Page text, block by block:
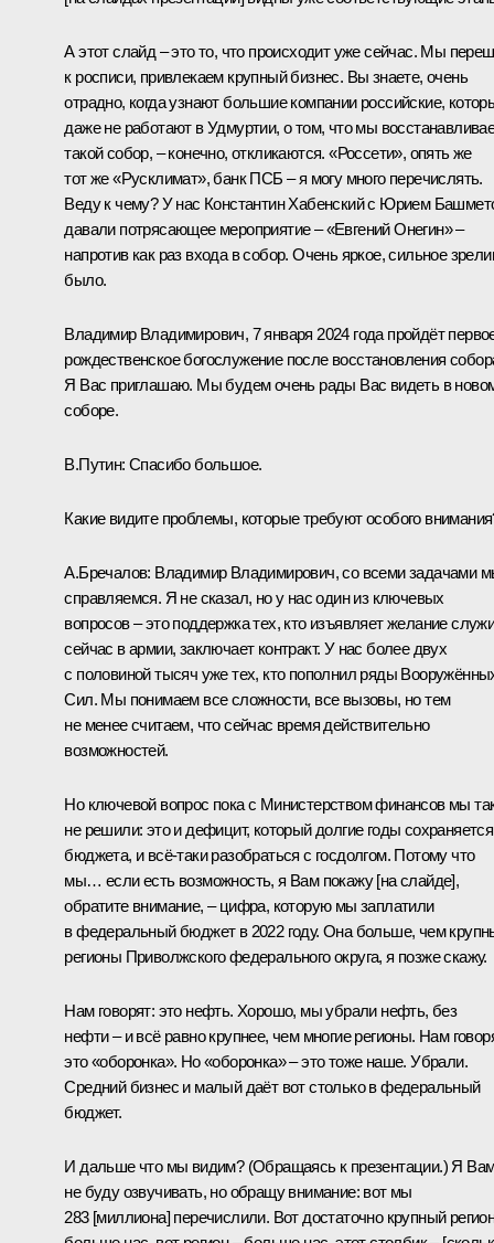
А этот слайд – это то, что происходит уже сейчас. Мы
к росписи, привлекаем крупный бизнес. Вы знаете, очень
отрадно, когда узнают большие компании российские,
даже не работают в Удмуртии, о том, что мы
такой собор, – конечно, откликаются. «Россети», опять же
тот же «Русклимат», банк ПСБ – я могу много перечислять.
Веду к чему? У нас Константин Хабенский с Юрием
давали потрясающее мероприятие – «Евгений Онегин» –
напротив как раз входа в собор. Очень яркое, сильное
было.
Владимир Владимирович, 7 января 2024 года пройдёт
рождественское богослужение после восстановления
Я Вас приглашаю. Мы будем очень рады Вас видеть в
соборе.
В.Путин: Спасибо большое.
Какие видите проблемы, которые требуют особого
А.Бречалов: Владимир Владимирович, со всеми задачами
справляемся. Я не сказал, но у нас один из ключевых
вопросов – это поддержка тех, кто изъявляет желание
сейчас в армии, заключает контракт. У нас более двух
с половиной тысяч уже тех, кто пополнил ряды
Сил. Мы понимаем все сложности, все вызовы, но тем
не менее считаем, что сейчас время действительно
возможностей.
Но ключевой вопрос пока с Министерством финансов мы
не решили: это и дефицит, который долгие годы
бюджета, и всё-таки разобраться с госдолгом. Потому что
мы… если есть возможность, я Вам покажу [на слайде],
обратите внимание, – цифра, которую мы заплатили
в федеральный бюджет в 2022 году. Она больше, чем
регионы Приволжского федерального округа, я позже скажу.
Нам говорят: это нефть. Хорошо, мы убрали нефть, без
нефти – и всё равно крупнее, чем многие регионы. Нам
это «оборонка». Но «оборонка» – это тоже наше. Убрали.
Средний бизнес и малый даёт вот столько в федеральный
бюджет.
И дальше что мы видим? (Обращаясь к презентации.) Я
не буду озвучивать, но обращу внимание: вот мы
283 [миллиона] перечислили. Вот достаточно крупный